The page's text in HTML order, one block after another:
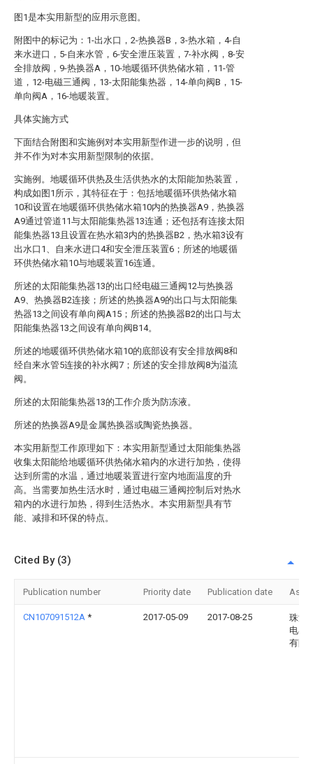
图1是本实用新型的应用示意图。
附图中的标记为：1-出水口，2-热换器B，3-热水箱，4-自
来水进口，5-自来水管，6-安全泄压装置，7-补水阀，8-安
全排放阀，9-热换器A，10-地暖循环供热储水箱，11-管
道，12-电磁三通阀，13-太阳能集热器，14-单向阀B，15-
单向阀A，16-地暖装置。
具体实施方式
下面结合附图和实施例对本实用新型作进一步的说明，但
并不作为对本实用新型限制的依据。
实施例。地暖循环供热及生活供热水的太阳能加热装置，
构成如图1所示，其特征在于：包括地暖循环供热储水箱
10和设置在地暖循环供热储水箱10内的热换器A9，热换器
A9通过管道11与太阳能集热器13连通；还包括有连接太阳
能集热器13且设置在热水箱3内的热换器B2，热水箱3设有
出水口1、自来水进口4和安全泄压装置6；所述的地暖循
环供热储水箱10与地暖装置16连通。
所述的太阳能集热器13的出口经电磁三通阀12与热换器
A9、热换器B2连接；所述的热换器A9的出口与太阳能集
热器13之间设有单向阀A15；所述的热换器B2的出口与太
阳能集热器13之间设有单向阀B14。
所述的地暖循环供热储水箱10的底部设有安全排放阀8和
经自来水管5连接的补水阀7；所述的安全排放阀8为溢流
阀。
所述的太阳能集热器13的工作介质为防冻液。
所述的热换器A9是金属热换器或陶瓷热换器。
本实用新型工作原理如下：本实用新型通过太阳能集热器
收集太阳能给地暖循环供热储水箱内的水进行加热，使得
达到所需的水温，通过地暖装置进行室内地面温度的升
高。当需要加热生活水时，通过电磁三通阀控制后对热水
箱内的水进行加热，得到生活热水。本实用新型具有节
能、减排和环保的特点。
Cited By (3)
Publication number Priority date Publication date
CN107091512A * 2017-05-09 2017-08-25
珠海
电器
有限